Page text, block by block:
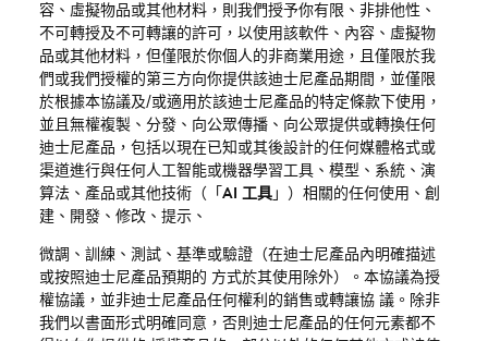
容、虛擬物品或其他材料，則我們授予你有限、非排他性、
不可轉授及不可轉讓的許可，以使用該軟件、內容、虛擬物
品或其他材料，但僅限於你個人的非商業用途，且僅限於我
們或我們授權的第三方向你提供該迪士尼產品期間，並僅限
於根據本協議及/或適用於該迪士尼產品的特定條款下使用，
並且無權複製、分發、向公眾傳播、向公眾提供或轉換任何
迪士尼產品，包括以現在已知或其後設計的任何媒體格式或
渠道進行與任何人工智能或機器學習工具、模型、系統、演
算法、產品或其他技術（「AI 工具」）相關的任何使用、創
建、開發、修改、提示、
微調、訓練、測試、基準或驗證（在迪士尼產品內明確描述
或按照迪士尼產品預期的 方式於其使用除外）。本協議為授
權協議，並非迪士尼產品任何權利的銷售或轉讓協 議。除非
我們以書面形式明確同意，否則迪士尼產品的任何元素都不